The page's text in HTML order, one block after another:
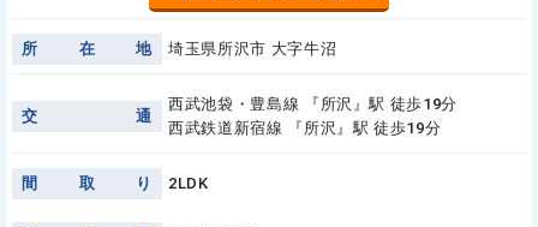
所 在 地 埼玉県所沢市 大字牛沼
交 通
西武池袋・豊島線 『所沢』駅 徒歩19分
西武鉄道新宿線 『所沢』駅 徒歩19分
間 取 り 2LDK